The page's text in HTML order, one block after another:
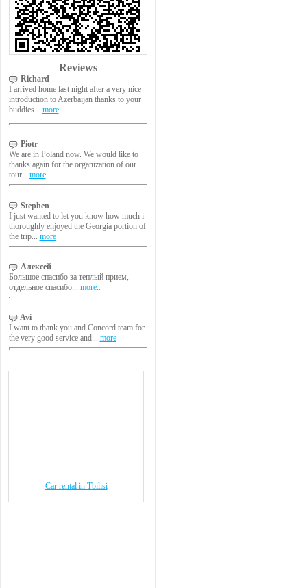
Reviews
Richard
I arrived home last night after a very nice
introduction to Azerbaijan thanks to your
buddies... more
Piotr
We are in Poland now. We would like to
thanks again for the organization of our
tour... more
Stephen
I just wanted to let you know how much i
thoroughly enjoyed the Georgia portion of
the trip... more
Алексей
Большое спасибо за теплый прием,
отдельное спасибо... more..
Avi
I want to thank you and Concord team for
the very good service and... more
Car rental in Tbilisi